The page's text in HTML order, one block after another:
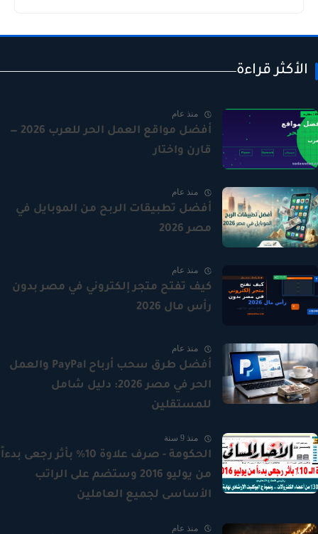
الأكثر قراءة
منذ عام
أفضل مواقع العمل الحر للعرب 2026 —
قارن واختار
منذ عام
أفضل تطبيقات الربح من الموبايل في
مصر 2026
منذ عام
كيف تفتح متجر إلكتروني في مصر بدون
رأس مال 2026
منذ عام
أفضل طرق سحب أرباح PayPal والعمل
الحر في مصر 2026: دليل شامل
للمستقلين
منذ 9 سنة
الحكومة - صرف علاوة 10% بأثر رجعى بدءاً
من يوليو 2016 وستضم على الراتب
الأساسى لجميع العاملين
منذ عام